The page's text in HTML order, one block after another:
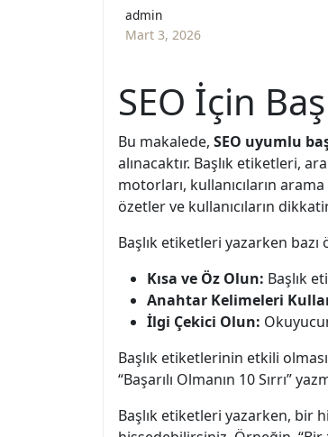
admin
Mart 3, 2026
SEO İçin
Bu makalede, SEO uyumlu
alınacaktır. Başlık etiketleri,
motorları, kullanıcıların
özetler ve kullanıcıların
Başlık etiketleri yazarken
Kısa ve Öz Olun: Başlık
Anahtar Kelimeleri
İlgi Çekici Olun:
Başlık etiketlerinin etkili
“Başarılı Olmanın 10 Sırrı”
Başlık etiketleri yazarken, bir